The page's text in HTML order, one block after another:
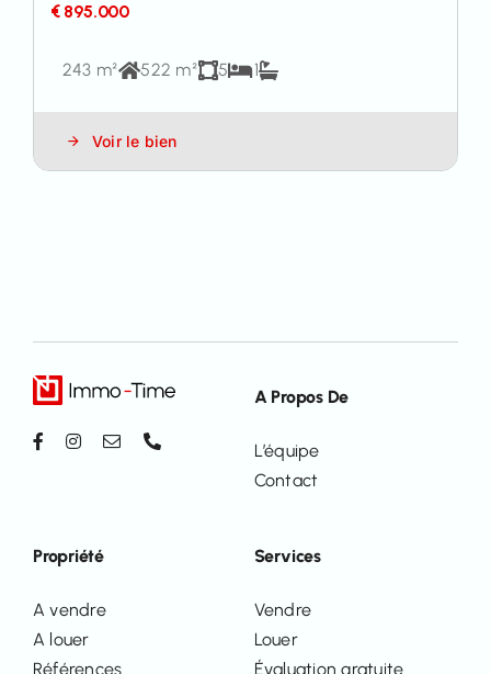
€ 895.000
243 m² 522 m² 5 1
Voir le bien
Services
Vendre
Louer
Évaluation gratuite
Propriété
A vendre
A louer
Références
A Propos De
L’équipe
Contact